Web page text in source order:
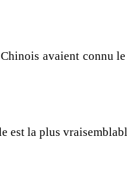
avaient connu
est la plus